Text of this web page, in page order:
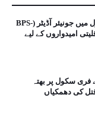
آفس آف دی ملٹری اکاؤنٹنٹ جنرل میں جونیئر آڈیٹر (BPS-
اقلیتی امیدواروں کے لیے
فری سکول پر بھتہ
کی دھمکیاں